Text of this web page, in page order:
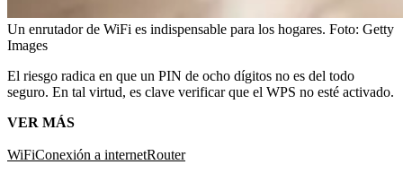
Un enrutador de WiFi es indispensable para los hogares. Foto: Getty
Images
El riesgo radica en que un PIN de ocho dígitos no es del todo
seguro. En tal virtud, es clave verificar que el WPS no esté activado.
VER MÁS
WiFiConexión a internetRouter